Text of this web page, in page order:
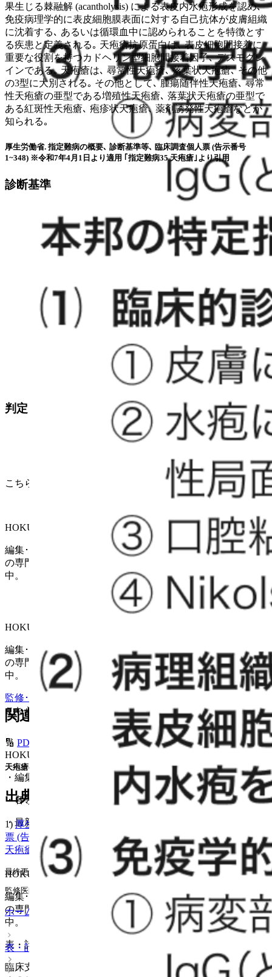
判定
関連コンテンツ
🔢 PDAI
天疱瘡の重症度判定基準
出典
1)厚生労働省. 指定難病の概要､ 診断基準等､ 臨床調査個人
票 (告示番号1~348) ※令和7年4月1日より適用 ｢指定難病35
天疱瘡｣
最終更新 : 2025年5月21日
監修医師 : HOKUTO編集部医師
ホーム
表・計算
果生じる棘融解 (acantholysis) による表皮内水疱形成を認め､
免疫病理学的に表皮細胞膜表面に対する自己抗体が皮膚組織
に沈着する､ あるいは循環血中に認められることを特徴とす
る疾患と定義される｡ 天疱瘡抗原蛋白は､ 表皮細胞間接着に
重要な役割を持つカドヘリン型細胞間接着因子､ デスモグレ
インである｡ 天疱瘡は､ 尋常性天疱瘡､ 落葉状天疱瘡､ その他
の3型に大別される｡ その他として､ 腫瘍随伴性天疱瘡､ 尋常
性天疱瘡の亜型である増殖性天疱瘡､ 落葉状天疱瘡の亜型で
ある紅斑性天疱瘡､ 疱疹状天疱瘡､ 薬剤誘発性天疱瘡などが
知られる｡
厚生労働省. 指定難病の概要､ 診断基準等､ 臨床調査個人票 (告示番号
1~348) ※令和7年4月1日より適用 ｢指定難病35 天疱瘡｣より引用
診断基準
こちらの記事の監修医師
HOKUTO編集部
編集･作図：編集部､ 監修：所属専門医師。各領域の第一線
の専門医が複数在籍。最新トピックに関する独自記事を配信
中。
HOKUTO編集部
編集･作図：編集部､ 監修：所属専門医師。各領域の第一線
の専門医が複数在籍。最新トピックに関する独自記事を配信
中。
監修･協力医一覧
こちらの記事の監修医師
HOKUTO編集部
・ 編集･作図：編集部､ 監修：所属専門医師
・各領域の第一線の専門医が複数在籍
・最新トピックに関する独自記事を配信中
HOKUTO編集部
編集･作図：編集部､ 監修：所属専門医師。各領域の第一線
の専門医が複数在籍。最新トピックに関する独自記事を配信
中。
表・計算
臨床支援アプリHOKUTOでご利用いただける医療計算ツー